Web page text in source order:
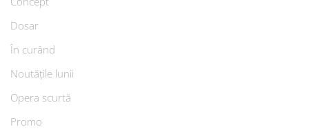
Dosar
În curând
Noutățile lunii
Opera scurtă
Promo